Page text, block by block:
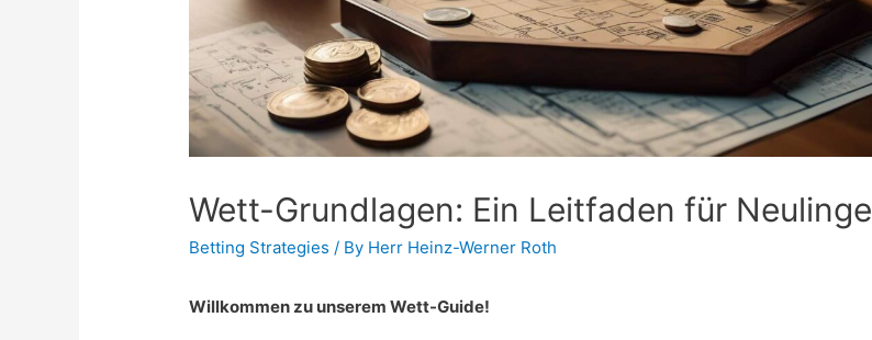
Wett-Grundlagen: Ein Leitfaden für Neulinge
Betting Strategies / By Herr Heinz-Werner Roth
Willkommen zu unserem Wett-Guide!